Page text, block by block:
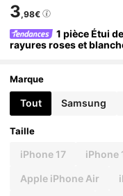
3,98€
1 pièce Étui
rayures roses et
Marque
Tout Samsung
Taille
iPhone 17 iPhone
Apple iPhone Air